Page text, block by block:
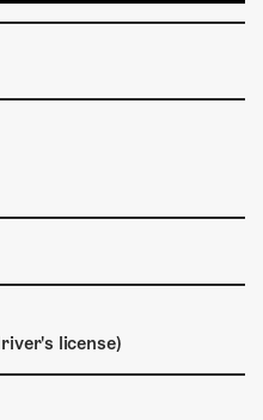
license)